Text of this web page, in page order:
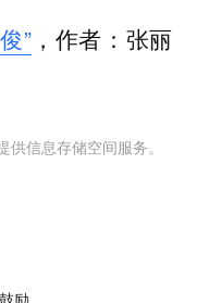
”，作者：张丽
信息存储空间服务。
励